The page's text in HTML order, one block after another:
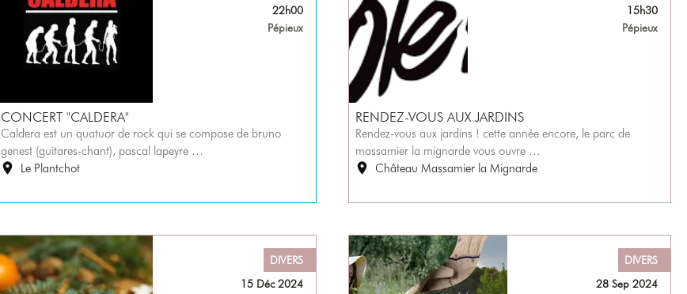
22h00
Pépieux
CONCERT "CALDERA"
Caldera est un quatuor de rock qui se compose de bruno
genest (guitares-chant), pascal lapeyre …
Le Plantchot
15h30
Pépieux
RENDEZ-VOUS AUX JARDINS
Rendez-vous aux jardins ! cette année encore, le parc de
massamier la mignarde vous ouvre …
Château Massamier la Mignarde
DIVERS
15 Déc 2024
DIVERS
28 Sep 2024